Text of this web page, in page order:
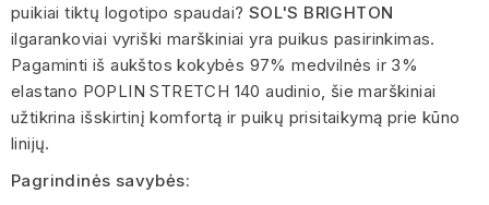
puikiai tiktų logotipo spaudai? SOL'S BRIGHTON
ilgarankoviai vyriški marškiniai yra puikus pasirinkimas.
Pagaminti iš aukštos kokybės 97% medvilnės ir 3%
elastano POPLIN STRETCH 140 audinio, šie marškiniai
užtikrina išskirtinį komfortą ir puikų prisitaikymą prie kūno
linijų.
Pagrindinės savybės: